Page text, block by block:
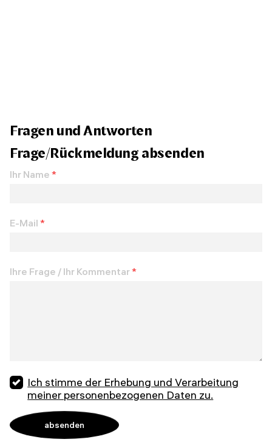
Fragen und Antworten
Frage/Rückmeldung absenden
Ihr Name *
E-Mail *
Ihre Frage / Ihr Kommentar*
Ich stimme der Erhebung und Verarbeitung
meiner personenbezogenen Daten zu.